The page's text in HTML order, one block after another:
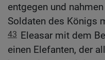
entgegen und
Soldaten des Königs
43 Eleasar mit dem
einen Elefanten, der